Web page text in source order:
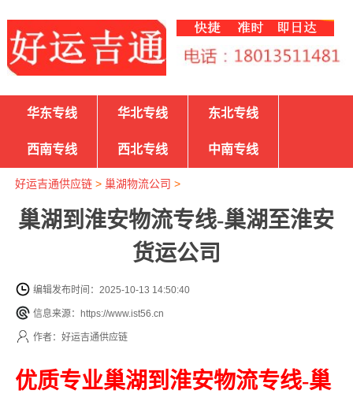
华东专线 华北专线 东北专线
西南专线 西北专线 中南专线
好运吉通供应链> 巢湖物流公司 >
巢湖到淮安物流专线-巢湖至淮安
货运公司
编辑发布时间：2025-10-13 14:50:40
信息来源：https://www.ist56.cn
作者：好运吉通供应链
优质专业巢湖到淮安物流专线-巢